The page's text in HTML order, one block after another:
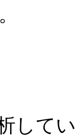
して